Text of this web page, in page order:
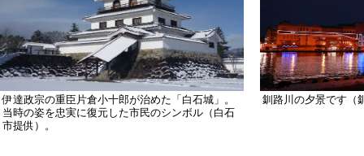
伊達政宗の重臣片倉小十郎が治めた「白石城」。
当時の姿を忠実に復元した市民のシンボル（白石
市提供）。
釧路川の夕景です（